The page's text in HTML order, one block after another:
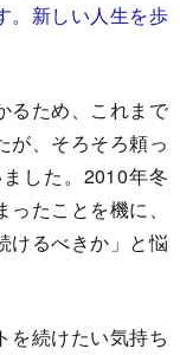
。新しい人生を歩
るため、これまで
が、そろそろ頼っ
した。2010年冬
たことを機に、
けるべきか」と悩
を続けたい気持ち